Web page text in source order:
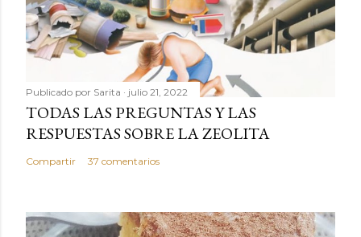
Publicado por Sarita julio 21, 2022
TODAS LAS PREGUNTAS Y LAS
RESPUESTAS SOBRE LA ZEOLITA
Compartir 37 comentarios